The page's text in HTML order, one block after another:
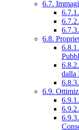
6.7.
6.8.
dalla
6.9.